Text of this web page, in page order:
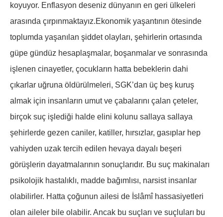
koyuyor. Enflasyon deseniz dünyanın en geri ülkeleri
arasında çırpınmaktayız.Ekonomik yaşantının ötesinde
toplumda yaşanılan şiddet olayları, şehirlerin ortasında
güpe gündüz hesaplaşmalar, boşanmalar ve sonrasında
işlenen cinayetler, çocukların hatta bebeklerin dahi
çıkarlar uğruna öldürülmeleri, SGK’dan üç beş kuruş
almak için insanların umut ve çabalarını çalan çeteler,
birçok suç işlediği halde elini kolunu sallaya sallaya
şehirlerde gezen caniler, katiller, hırsızlar, gasıplar hep
vahiyden uzak tercih edilen hevaya dayalı beşeri
görüşlerin dayatmalarının sonuçlarıdır. Bu suç makinaları
psikolojik hastalıklı, madde bağımlısı, narsist insanlar
olabilirler. Hatta çoğunun ailesi de İslâmî hassasiyetleri
olan aileler bile olabilir. Ancak bu suçları ve suçluları bu